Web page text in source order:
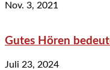
Nov. 3, 2021
Gutes Hören
Juli 23, 2024